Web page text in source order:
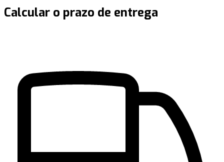
Calcular o prazo de entrega